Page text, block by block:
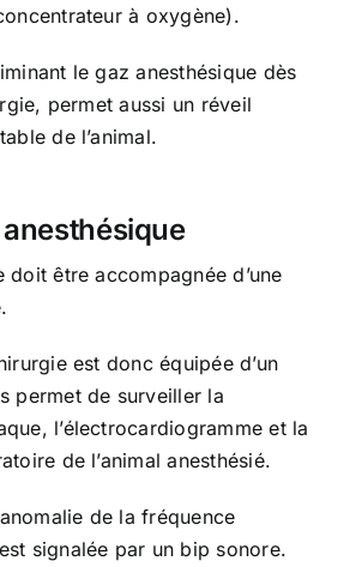
à oxygène).
le gaz anesthésique dès
permet aussi un réveil
de l’animal.
doit être accompagnée d’une
est donc équipée d’un
permet de surveiller la
l’électrocardiogramme et la
de l’animal anesthésié.
de la fréquence
signalée par un bip sonore.